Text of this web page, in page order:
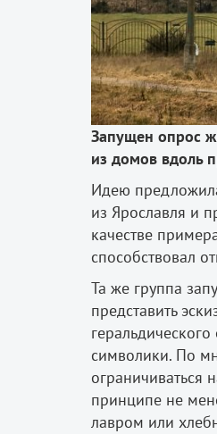
Запущен опрос
из домов вдоль
Идею
из Ярославля и
качестве
способствовал
Та же группа
представить
символики. По
ограничиваться
принципе не
лавром или